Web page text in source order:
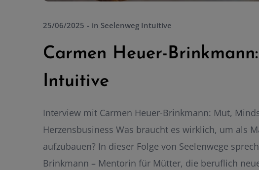
25/06/2025 in Seelenweg Intuitive
Carmen Heuer-
Intuitive
Interview mit Carmen Heuer-Brinkmann: Mut,
Herzensbusiness Was braucht es wirklich, um als
aufzubauen? In dieser Folge von Seelenwege
Brinkmann – Mentorin für Mütter, die beruflich